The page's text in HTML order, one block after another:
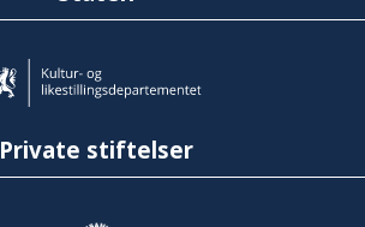
Private stiftelser